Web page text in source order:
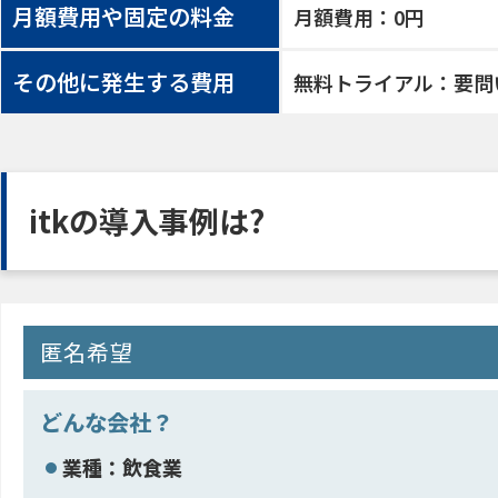
月額費用や固定の料金 月額費用：0円
その他に発生する費用 無料トライアル：要
itkの導入事例は?
匿名希望
どんな会社？
業種：飲食業